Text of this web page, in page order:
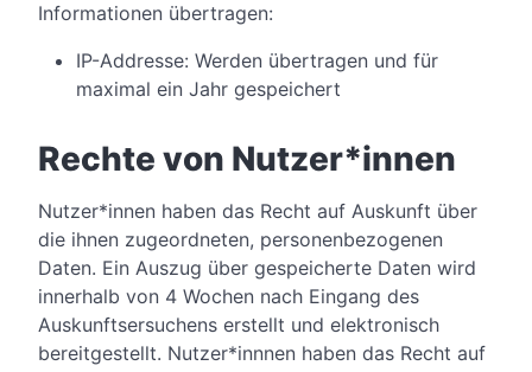
Informationen übertragen:
IP-Addresse: Werden übertragen und für
maximal ein Jahr gespeichert
Rechte von Nutzer*innen
Nutzer*innen haben das Recht auf Auskunft über
die ihnen zugeordneten, personenbezogenen
Daten. Ein Auszug über gespeicherte Daten wird
innerhalb von 4 Wochen nach Eingang des
Auskunftsersuchens erstellt und elektronisch
bereitgestellt. Nutzer*innnen haben das Recht auf